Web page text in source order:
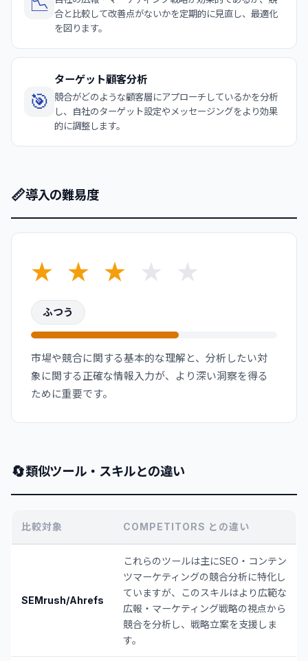
合と比較して改善点がないかを定期的に見直し、最適化
を図ります。
🎯
ターゲット顧客分析
競合がどのような顧客層にアプローチしているかを分析
し、自社のターゲット設定やメッセージングをより効果
的に調整します。
📏導入の難易度
★ ★ ★ ★ ★
ふつう
市場や競合に関する基本的な理解と、分析したい対
象に関する正確な情報入力が、より深い洞察を得る
ために重要です。
🔄類似ツール・スキルとの違い
比較対象 COMPETITORS との違い
SEMrush/Ahrefs
これらのツールは主にSEO・コンテン
ツマーケティングの競合分析に特化し
ていますが、このスキルはより広範な
広報・マーケティング戦略の視点から
競合を分析し、戦略立案を支援しま
す。